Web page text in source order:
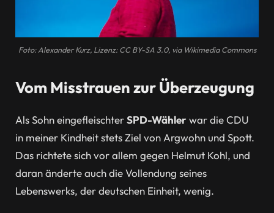
Foto: Alexander Kurz, Lizenz: CC BY-SA 3.0, via Wikimedia Commons
Vom Misstrauen zur Überzeugung
Als Sohn eingefleischterSPD-Wählerwar die CDU
in meiner Kindheit stets Ziel von Argwohn und Spott.
Das richtete sich vor allem gegen Helmut Kohl, und
daran änderte auch die Vollendung seines
Lebenswerks, der deutschen Einheit, wenig.